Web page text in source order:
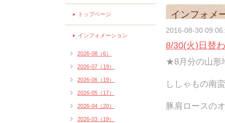
インフォメ
2016-08-30
8/30(火)日替
★8月分の山形
ししゃもの南
豚肩ロースの
トップページ
インフォメーション
2026-08（6）
2026-07（19）
2026-06（19）
2026-05（17）
2026-04（20）
2026-03（19）